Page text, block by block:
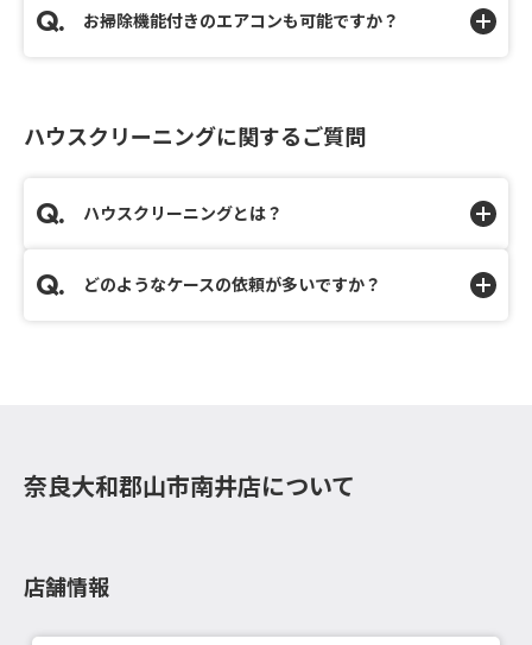
お掃除機能付きのエアコンも可能ですか？
ハウスクリーニングに関するご質問
ハウスクリーニングとは？
どのようなケースの依頼が多いですか？
奈良大和郡山市南井店について
店舗情報